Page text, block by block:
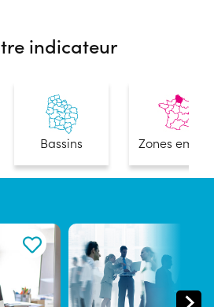
indicateur
Bassins Zones emploi